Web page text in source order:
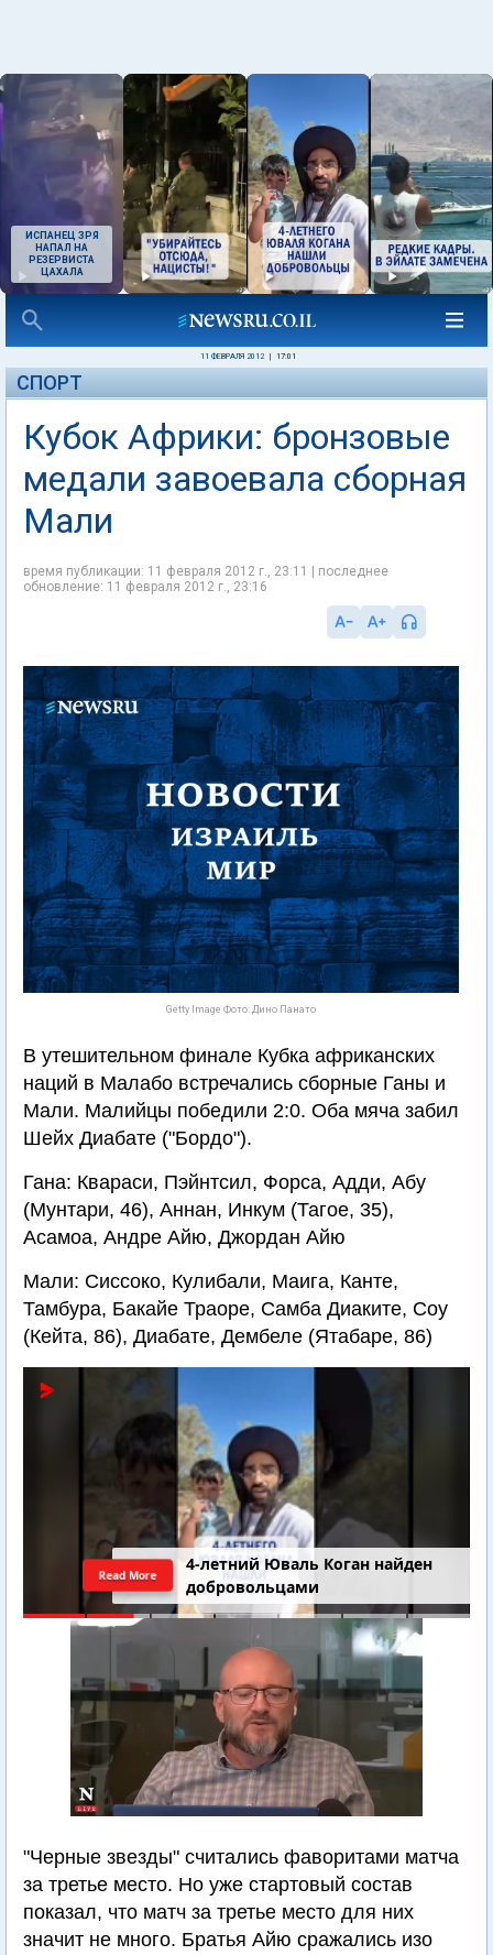
ИСПАНЕЦ ЗРЯ
НАПАЛ НА
РЕЗЕРВИСТА
ЦАХАЛА
11 ФЕВРАЛЯ 2012 17:01
СПОРТ
Кубок Африки: бронзовые
медали завоевала сборная
Мали
время публикации: 11 февраля 2012 г., 23:11 | последнее
обновление: 11 февраля 2012 г., 23:16
Getty Image Фото: Дино Панато
В утешительном финале Кубка африканских
наций в Малабо встречались сборные Ганы и
Мали. Малийцы победили 2:0. Оба мяча забил
Шейх Диабате ("Бордо").
Гана: Квараси, Пэйнтсил, Форса, Адди, Абу
(Мунтари, 46), Аннан, Инкум (Тагое, 35),
Асамоа, Андре Айю, Джордан Айю
Мали: Сиссоко, Кулибали, Маига, Канте,
Тамбура, Бакайе Траоре, Самба Диаките, Соу
(Кейта, 86), Диабате, Дембеле (Ятабаре, 86)
4-летний Юваль Коган найден
добровольцами
Read More
"Черные звезды" считались фаворитами матча
за третье место. Но уже стартовый состав
показал, что матч за третье место для них
значит не много. Братья Айю сражались изо